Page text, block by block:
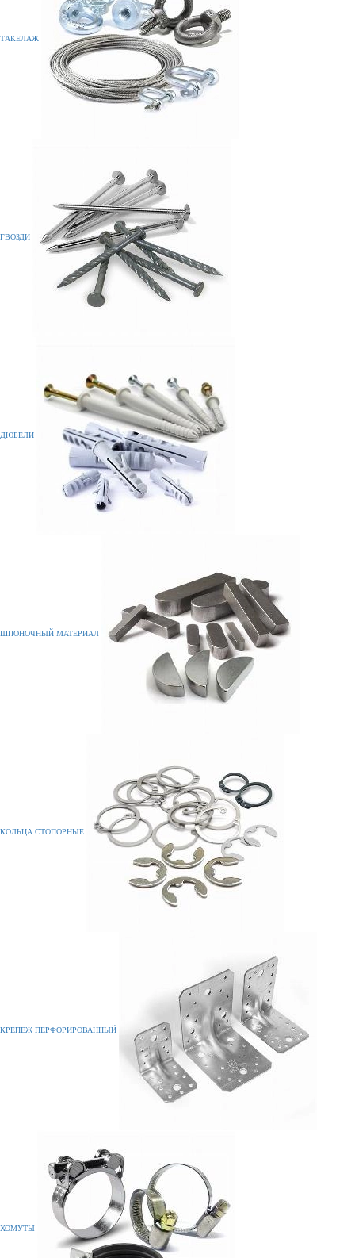
ТАКЕЛАЖ
ГВОЗДИ
ДЮБЕЛИ
ШПОНОЧНЫЙ МАТЕРИАЛ
КОЛЬЦА СТОПОРНЫЕ
КРЕПЕЖ ПЕРФОРИРОВАННЫЙ
ХОМУТЫ